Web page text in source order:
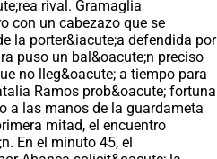
rival. Gramaglia
con un cabezazo que se
la porter&iacute;a defendida por
puso un bal&oacute;n preciso
no lleg&oacute; a tiempo para
Ramos prob&oacute; fortuna
a las manos de la guardameta
mitad, el encuentro
En el minuto 45, el